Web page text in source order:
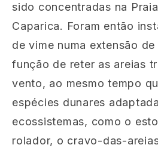
sido concentradas na
Caparica. Foram então
de vime numa extensão de
função de reter as areias
vento, ao mesmo tempo
espécies dunares
ecossistemas, como o
rolador, o cravo-das-